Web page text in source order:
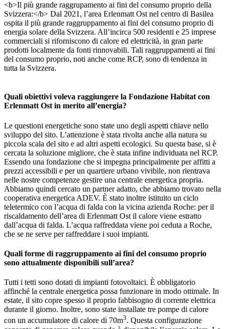
<b>Il più grande raggrupamento ai fini del consumo proprio della
Svizzera:</b> Dal 2021, l’area Erlenmatt Ost nel centro di Basilea
ospita il più grande raggruppamento ai fini del consumo proprio di
energia solare della Svizzera. All’incirca 500 residenti e 25 imprese
commerciali si riforniscono di calore ed elettricità, in gran parte
prodotti localmente da fonti rinnovabili. Tali raggruppamenti ai fini
del consumo proprio, noti anche come RCP, sono di tendenza in
tutta la Svizzera.
Quali obiettivi voleva raggiungere la Fondazione Habitat con
Erlenmatt Ost in merito all’energia?
Le questioni energetiche sono state uno degli aspetti chiave nello
sviluppo del sito. L’attenzione è stata rivolta anche alla natura su
piccola scala del sito e ad altri aspetti ecologici. Su questa base, si è
cercata la soluzione migliore, che è stata infine individuata nel RCP.
Essendo una fondazione che si impegna principalmente per affitti a
prezzi accessibili e per un quartiere urbano vivibile, non rientrava
nelle nostre competenze gestire una centrale energetica propria.
Abbiamo quindi cercato un partner adatto, che abbiamo trovato nella
cooperativa energetica ADEV. È stato inoltre istituito un ciclo
teletermico con l’acqua di falda con la vicina azienda Roche: per il
riscaldamento dell’area di Erlenmatt Ost il calore viene estratto
dall’acqua di falda. L’acqua raffreddata viene poi ceduta a Roche,
che se ne serve per raffreddare i suoi impianti.
Quali forme di raggruppamento ai fini del consumo proprio
sono attualmente disponibili sull’area?
Tutti i tetti sono dotati di impianti fotovoltaici. È obbligatorio
affinché la centrale energetica possa funzionare in modo ottimale. In
estate, il sito copre spesso il proprio fabbisogno di corrente elettrica
durante il giorno. Inoltre, sono state installate tre pompe di calore
con un accumulatore di calore di 70m3. Questa configurazione